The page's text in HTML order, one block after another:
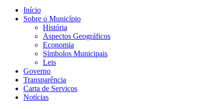
Início
Sobre o Município
História
Aspectos Geográficos
Economia
Símbolos Municipais
Leis
Governo
Transparência
Carta de Serviços
Notícias